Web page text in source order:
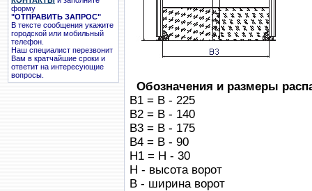
форму
"ОТПРАВИТЬ ЗАПРОС"
В тексте сообщения укажите
городской или мобильный
телефон.
Наш специалист перезвонит
Вам в кратчайшие сроки и
ответит на интересующие
вопросы.
Обозначения и размеры
B1 = B - 225
B2 = B - 140
B3 = B - 175
B4 = B - 90
H1 = H - 30
H - высота ворот
B - ширина ворот